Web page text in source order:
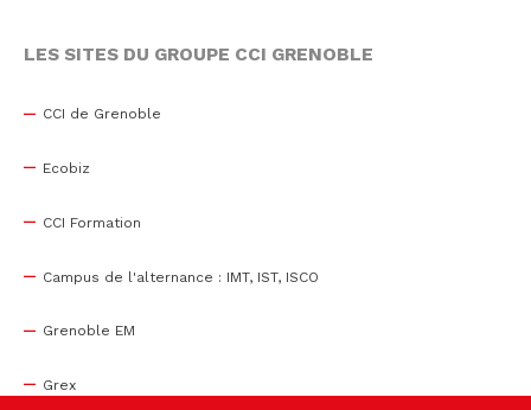
LES SITES DU GROUPE CCI GRENOBLE
CCI de Grenoble
Ecobiz
CCI Formation
Campus de l'alternance : IMT, IST, ISCO
Grenoble EM
Grex